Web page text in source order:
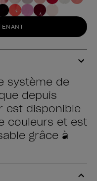
système de
depuis
est disponible
couleurs et est
grâce à